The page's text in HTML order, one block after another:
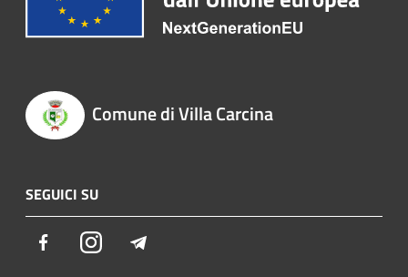
Comune di Villa Carcina
SEGUICI SU
FacebookInstagram